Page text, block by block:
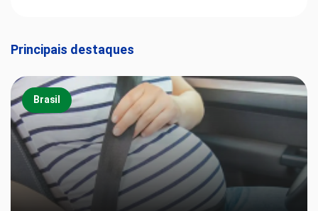
Principais destaques
Brasil